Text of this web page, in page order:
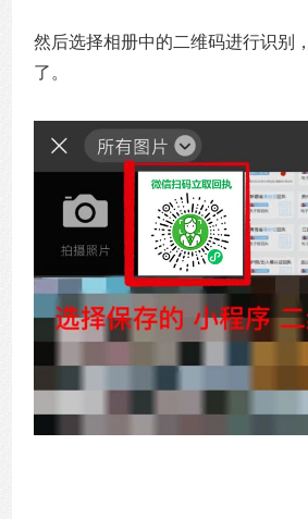
然后选择相册中的二维码进行识别
了。